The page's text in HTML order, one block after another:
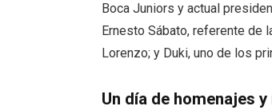
Boca Juniors y actual
Ernesto Sábato, referente de
Lorenzo; y Duki, uno de los
Un día de homenajes